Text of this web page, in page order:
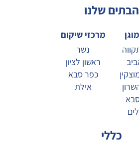
הבתים שלנו
מרכזי שיקום
נשר
ראשון לציון
כפר סבא
אילת
כללי